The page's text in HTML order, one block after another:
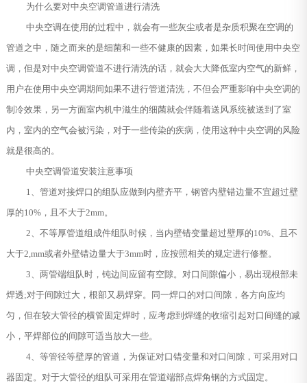
为什么要对中央空调管道进行清洗
中央空调在使用的过程中，就会有一些灰尘或者是杂质积聚在空调的
管道之中，随之而来的是细菌和一些不健康的因素，如果长时间使用中央空
调，但是对中央空调管道不进行清洗的话，就会大大降低室内空气的新鲜，
用户在使用中央空调期间如果不进行管道清洗，不但会严重影响中央空调的
制冷效果，另一方面室内机中滋生的细菌就会伴随着送风系统被送到了室
内，室内的空气会被污染，对于一些传染的疾病，使用这种中央空调的风险
就是很高的。
中央空调管道安装注意事项
1、管道对接焊口的组队应做到内壁齐平，钢管内壁错边量不宜超过壁
厚的10%，且不大于2mm。
2、不等厚管道组成件组队时候，当内壁错变量超过壁厚的10%、且不
大于2,mm或者外壁错边量大于3mm时，应按照相关的规定进行修整。
3、两管端组队时，钝边间应留有空隙。对口间隙偏小，易出现根部未
焊透;对于间隙过大，根部又易焊穿。同一焊口的对口间隙，各方向应均
匀，但在较大管径的横管固定焊时，应考虑到焊缝的收缩引起对口间缝的减
小，平焊部位的间隙可适当放大一些。
4、等管径等壁厚的管道，为保证对口错变量和对口间隙，可采用对口
器固定。对于大管径的组队可采用在管道端部点焊角钢的方式固定。